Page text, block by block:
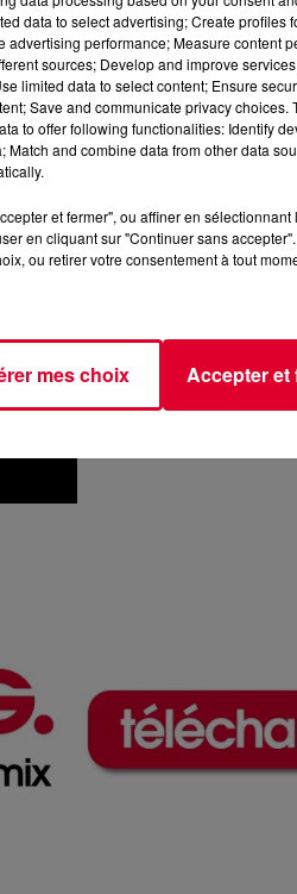
sortir, à l’image de son dernier
soir l'invité de l'Happy Hour
data to select advertising; Create profiles
performance; Measure content
sources; Develop and improve
limited data to select content; Ensure
Save and communicate privacy
to offer following functionalities: Identify
and combine data from other data
et fermer", ou affiner en
en cliquant sur "Continuer sans
ou retirer votre consentement à tout
mes choix Accepter et